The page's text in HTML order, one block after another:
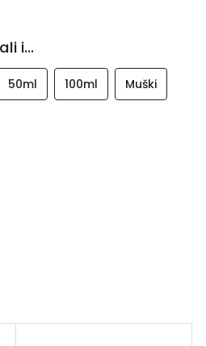
i...
50ml 100ml Muški